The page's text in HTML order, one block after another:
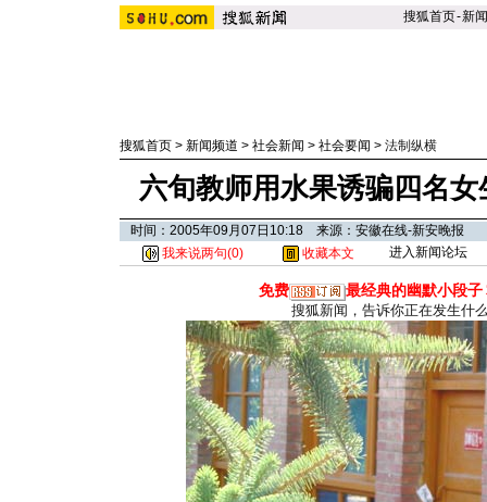
搜狐首页-新闻
搜狐首页 > 新闻频道 > 社会新闻 > 社会要闻 > 法制纵横
六旬教师用水果诱骗四名
时间：2005年09月07日10:18 来源：安徽在线-新安晚报
我来说两句(0) 收藏本文 进入新闻论坛
免费 最经典的幽默小段子
搜狐新闻，告诉你正在发生什